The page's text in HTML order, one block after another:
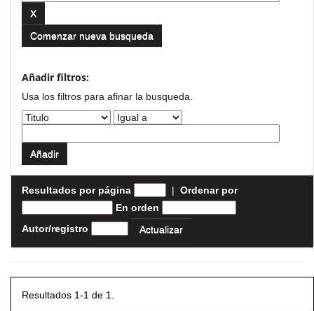
Comenzar nueva busqueda
Añadir filtros:
Usa los filtros para afinar la busqueda.
Resultados por página | Ordenar por
En orden
Autor/registro
Resultados 1-1 de 1.